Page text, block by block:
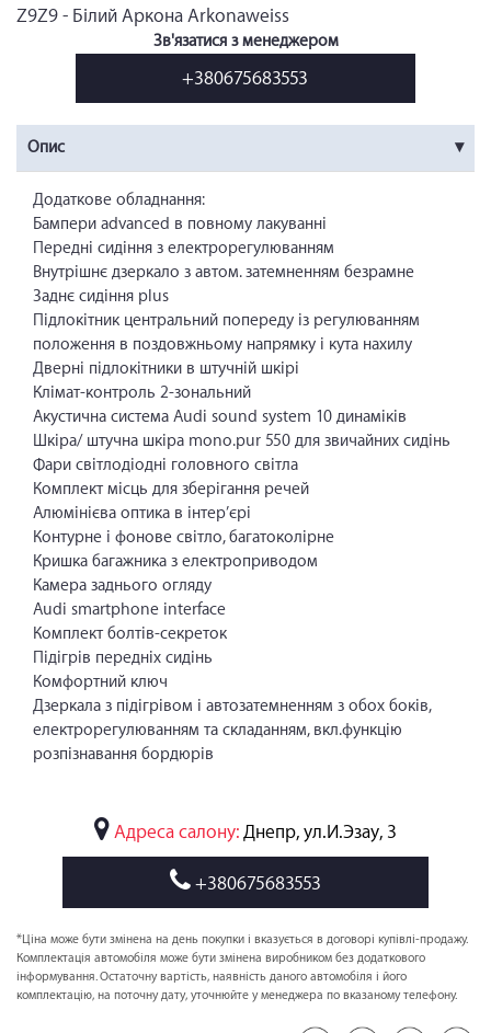
Z9Z9 - Білий Аркона Arkonaweiss
Зв'язатися з менеджером
+380675683553
Опис
Додаткове обладнання:
Бампери advanced в повному лакуванні
Передні сидіння з електрорегулюванням
Внутрішнє дзеркало з автом. затемненням безрамне
Заднє сидіння plus
Підлокітник центральний попереду із регулюванням
положення в поздовжньому напрямку і кута нахилу
Дверні підлокітники в штучній шкірі
Клімат-контроль 2-зональний
Акустична система Audi sound system 10 динаміків
Шкіра/ штучна шкіра mono.pur 550 для звичайних сидінь
Фари світлодіодні головного світла
Комплект місць для зберігання речей
Алюмінієва оптика в інтер’єрі
Контурне і фонове світло, багатоколірне
Кришка багажника з електроприводом
Камера заднього огляду
Audi smartphone interface
Комплект болтів-секреток
Підігрів передніх сидінь
Комфортний ключ
Дзеркала з підігрівом і автозатемненням з обох боків,
електрорегулюванням та складанням, вкл.функцію
розпізнавання бордюрів
Адреса салону: Днепр, ул.И.Эзау, 3
+380675683553
*Ціна може бути змінена на день покупки і вказується в договорі купівлі-продажу.
Комплектація автомобіля може бути змінена виробником без додаткового
інформування. Остаточну вартість, наявність даного автомобіля і його
комплектацію, на поточну дату, уточнюйте у менеджера по вказаному телефону.